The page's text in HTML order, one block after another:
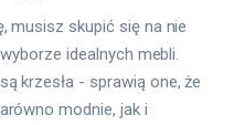
musisz skupić się na nie
idealnych mebli.
krzesła - sprawią one, że
modnie, jak i